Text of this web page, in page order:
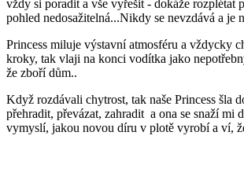
vždy si poradit a vše vyřešit - dokáže rozplétat
pohled nedosažitelná...Nikdy se nevzdává a je
Princess miluje výstavní atmosféru a vždycky
kroky, tak vlaji na konci vodítka jako
že zboří dům..
Když rozdávali chytrost, tak naše Princess šla
přehradit, převázat, zahradit a ona se snaží mi
vymyslí, jakou novou díru v plotě vyrobí a ví,